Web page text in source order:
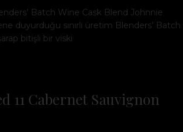
Batch Wine Cask Blend Johnnie
duyurduğu sınırlı üretim Blenders’ Batch
bitişli bir viski
11 Cabernet Sauvignon